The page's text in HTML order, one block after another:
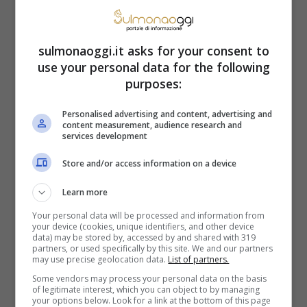
dinamiche disomogenee al loro interno.
Tuttavia, il trend della locazione tra i
capoluoghi di Provincia rimane rialzista,
le richieste sono sopra la media nazionale
€/mq), Napoli (14,6 €/mq), Venezia (17,4
€/mq), Bologna (17,3 €/mq), Bolzano (15,1
€/mq), Como (15,7 €/mq).
Dal lato opposto troviamo invece molte
sono mediamente più economici per gli
sulmonaoggi.it asks for your consent to
use your personal data for the following
purposes:
Personalised advertising and content, advertising and
content measurement, audience research and
services development
Store and/or access information on a device
Learn more
Your personal data will be processed and information from
your device (cookies, unique identifiers, and other device
data) may be stored by, accessed by and shared with 319
partners, or used specifically by this site. We and our partners
may use precise geolocation data. List of partners.
Some vendors may process your personal data on the basis
of legitimate interest, which you can object to by managing
your options below. Look for a link at the bottom of this page